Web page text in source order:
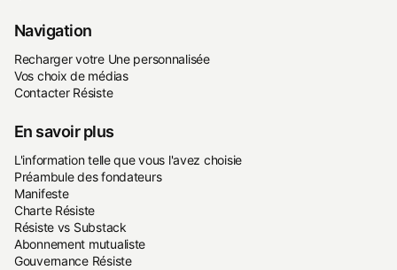
Navigation
Recharger votre Une personnalisée
Vos choix de médias
Contacter Résiste
En savoir plus
L'information telle que vous l'avez choisie
Préambule des fondateurs
Manifeste
Charte Résiste
Résiste vs Substack
Abonnement mutualiste
Gouvernance Résiste